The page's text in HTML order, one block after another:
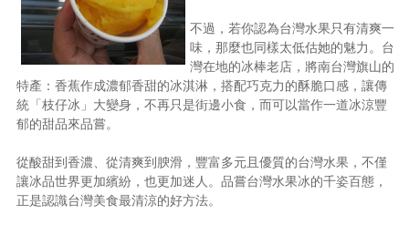
不過，若你認為台灣水果只有清爽一
味，那麼也同樣太低估她的魅力。台
灣在地的冰棒老店，將南台灣旗山的
特產：香蕉作成濃郁香甜的冰淇淋，搭配巧克力的酥脆口感，讓傳
統「枝仔冰」大變身，不再只是街邊小食，而可以當作一道冰涼豐
郁的甜品來品嘗。
從酸甜到香濃、從清爽到腴滑，豐富多元且優質的台灣水果，不僅
讓冰品世界更加繽紛，也更加迷人。品嘗台灣水果冰的千姿百態，
正是認識台灣美食最清涼的好方法。